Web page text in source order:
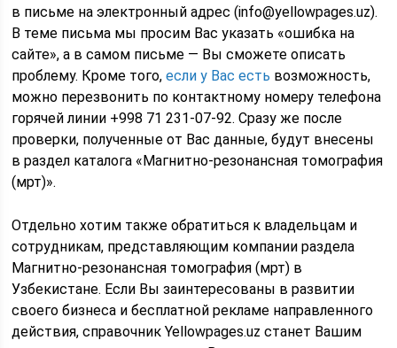
в письме на электронный адрес (info@yellowpages.uz).
В теме письма мы просим Вас указать «ошибка на
сайте», а в самом письме — Вы сможете описать
проблему. Кроме того,если у Вас есть возможность,
можно перезвонить по контактному номеру телефона
горячей линии +998 71 231-07-92. Сразу же после
проверки, полученные от Вас данные, будут внесены
в раздел каталога «Магнитно-резонансная томография
(мрт)».
Отдельно хотим также обратиться к владельцам и
сотрудникам, представляющим компании раздела
Магнитно-резонансная томография (мрт) в
Узбекистане. Если Вы заинтересованы в развитии
своего бизнеса и бесплатной рекламе направленного
действия, справочник Yellowpages.uz станет Вашим